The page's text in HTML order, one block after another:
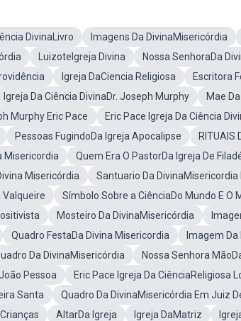
DivinaLivro Imagens Da DivinaMisericórdia
LuizoteIgreja Divina
Nossa SenhoraDa
Igreja DaCiencia Religiosa
Escritora
Igreja Da Ciência DivinaDr. Joseph Murphy
Mae
Murphy Eric Pace
Eric Pace Igreja Da Ciência
Pessoas FugindoDa Igreja Apocalipse RITUAIS
Misericordia
Quem Era O PastorDa Igreja De
Misericórdia
Santuario Da DivinaMisericordia
Valqueire
Símbolo Sobre a CiênciaDo Mundo E O
Mosteiro Da DivinaMisericórdia
Quadro FestaDa Divina Misericordia
Imagem
Da DivinaMisericórdia
Nossa Senhora
Pessoa
Eric Pace Igreja Da CiênciaReligiosa
Santa
Quadro Da DivinaMisericórdia Em Juiz
AltarDa Igreja Igreja DaMatriz